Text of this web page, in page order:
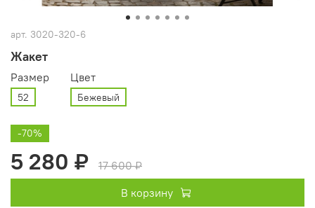
арт. 3020-320-6
Жакет
Размер
52
Цвет
Бежевый
-70%
5 280 ₽
17 600 ₽
В корзину